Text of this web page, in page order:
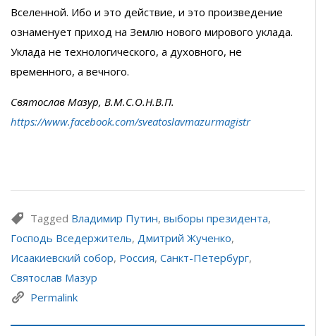
Вселенной. Ибо и это действие, и это произведение
ознаменует приход на Землю нового мирового уклада.
Уклада не технологического, а духовного, не
временного, а вечного.
Святослав Мазур, В.М.С.О.Н.В.П.
https://www.facebook.com/sveatoslavmazurmagistr
Tagged Владимир Путин, выборы президента,
Господь Вседержитель, Дмитрий Жученко,
Исаакиевский собор, Россия, Санкт-Петербург,
Святослав Мазур
Permalink